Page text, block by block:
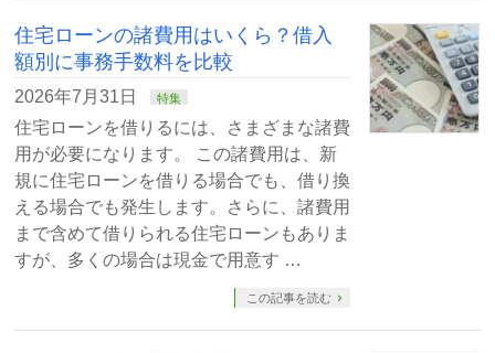
住宅ローンの諸費用はいくら？借入
額別に事務手数料を比較
2026年7月31日 特集
住宅ローンを借りるには、さまざまな諸費
用が必要になります。 この諸費用は、新
規に住宅ローンを借りる場合でも、借り換
える場合でも発生します。さらに、諸費用
まで含めて借りられる住宅ローンもありま
すが、多くの場合は現金で用意す …
この記事を読む